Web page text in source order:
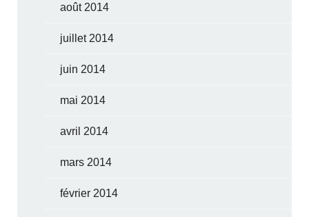
août 2014
juillet 2014
juin 2014
mai 2014
avril 2014
mars 2014
février 2014